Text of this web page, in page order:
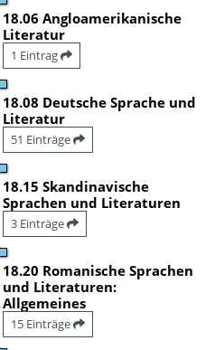
18.06 Angloamerikanische
Literatur
1 Eintrag
18.08 Deutsche Sprache und
Literatur
51 Einträge
18.15 Skandinavische
Sprachen und Literaturen
3 Einträge
18.20 Romanische Sprachen
und Literaturen:
Allgemeines
15 Einträge